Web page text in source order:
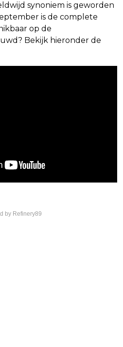
synoniem is geworden
is de complete
op de
Bekijk hieronder de
by Refinery89